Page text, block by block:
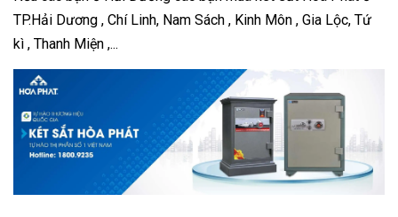
TP.Hải Dương , Chí Linh, Nam Sách , Kinh Môn , Gia Lộc, Tứ
kì , Thanh Miện ,...